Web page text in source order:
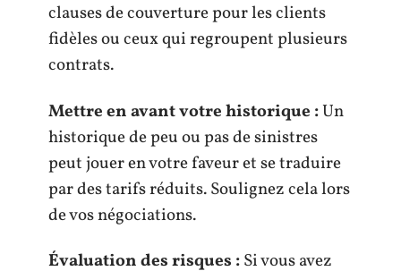
clauses de couverture pour les clients
fidèles ou ceux qui regroupent plusieurs
contrats.
Mettre en avant votre historique :Un
historique de peu ou pas de sinistres
peut jouer en votre faveur et se traduire
par des tarifs réduits. Soulignez cela lors
de vos négociations.
Évaluation des risques :Si vous avez